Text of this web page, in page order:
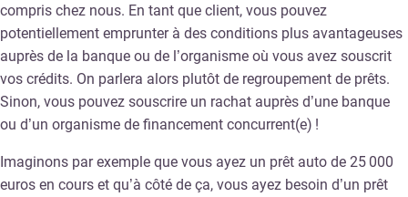
compris chez nous. En tant que client, vous pouvez
potentiellement emprunter à des conditions plus avantageuses
auprès de la banque ou de l’organisme où vous avez souscrit
vos crédits. On parlera alors plutôt de regroupement de prêts.
Sinon, vous pouvez souscrire un rachat auprès d’une banque
ou d’un organisme de financement concurrent(e) !
Imaginons par exemple que vous ayez un prêt auto de 25 000
euros en cours et qu’à côté de ça, vous ayez besoin d’un prêt